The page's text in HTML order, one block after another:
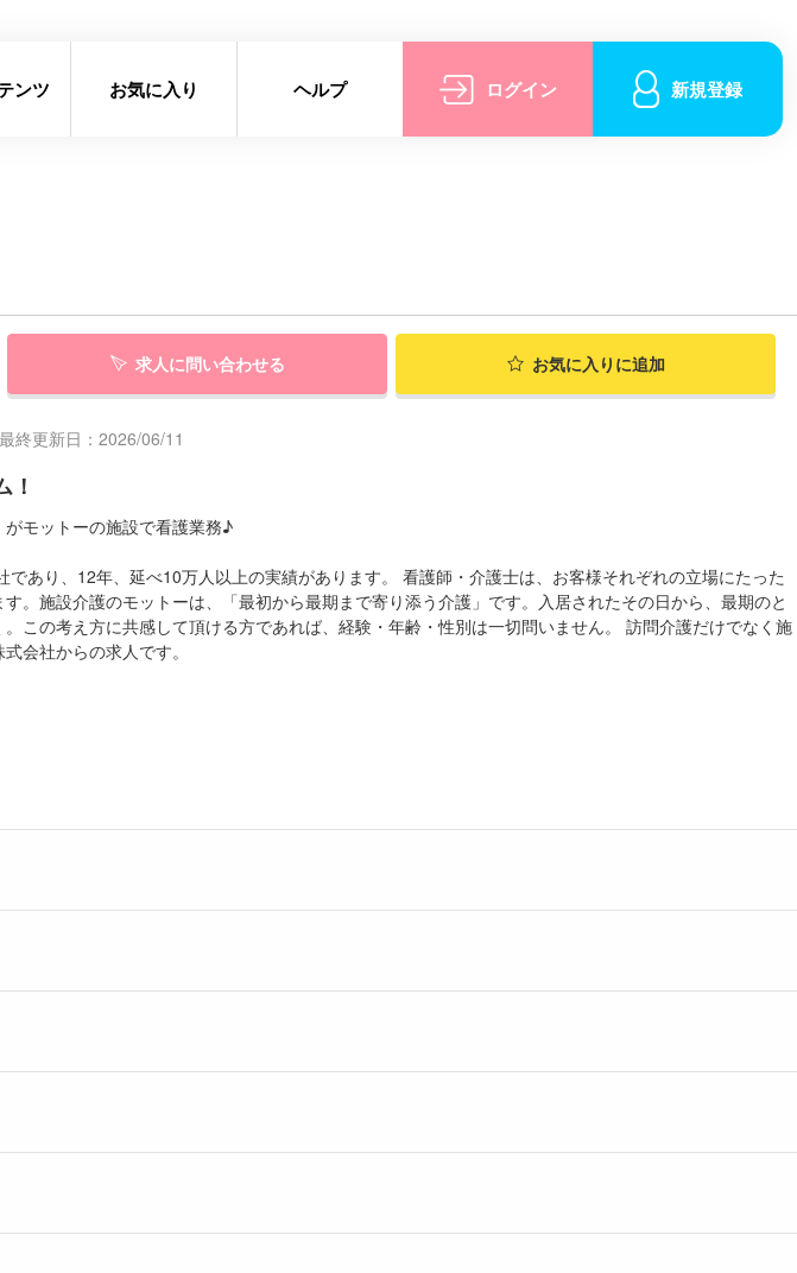
ンツ お気に入り ヘルプ ログイン 新規登録
求人に問い合わせる お気に入りに追加
終更新日：2026/06/11
！
がモットーの施設で看護業務♪
であり、12年、延べ10万人以上の実績があります。 看護師・介護士は、お客様それぞれの立場にたった
す。施設介護のモットーは、「最初から最期まで寄り添う介護」です。入居されたその日から、最期のと
この考え方に共感して頂ける方であれば、経験・年齢・性別は一切問いません。 訪問介護だけでなく施
会社からの求人です。